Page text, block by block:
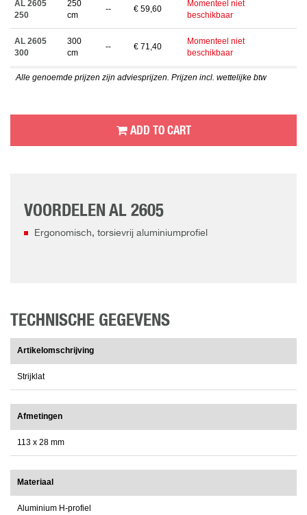
AL 2605
250
250
cm
-- € 59,60
Momenteel niet
beschikbaar
AL 2605
300
300
cm
-- € 71,40
Momenteel niet
beschikbaar
Alle genoemde prijzen zijn adviesprijzen. Prijzen incl. wettelijke btw
ADD TO CART
VOORDELEN AL 2605
Ergonomisch, torsievrij aluminiumprofiel
TECHNISCHE GEGEVENS
Artikelomschrijving
Strijklat
Afmetingen
113 x 28 mm
Materiaal
Aluminium H-profiel